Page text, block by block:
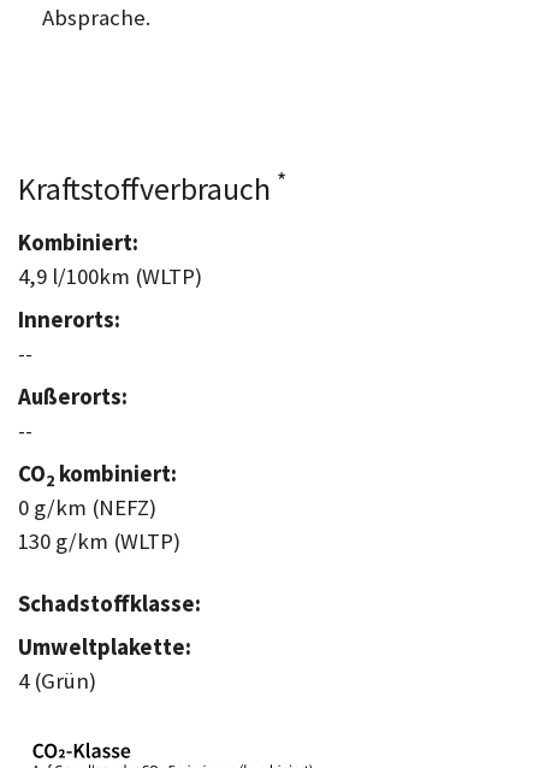
Absprache.
Kraftstoffverbrauch *
Kombiniert:
4,9 l/100km (WLTP)
Innerorts:
--
Außerorts:
--
CO2 kombiniert:
0 g/km (NEFZ)
130 g/km (WLTP)
Schadstoffklasse:
Umweltplakette:
4 (Grün)